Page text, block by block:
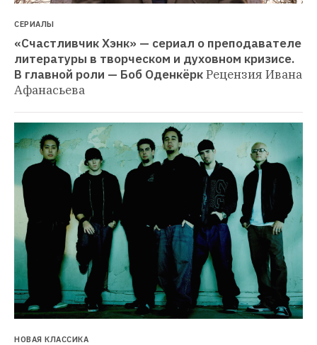
СЕРИАЛЫ
«Счастливчик Хэнк» — сериал о преподавателе
литературы в творческом и духовном кризисе.
В главной роли — Боб ОденкёркРецензия Ивана
Афанасьева
НОВАЯ КЛАССИКА